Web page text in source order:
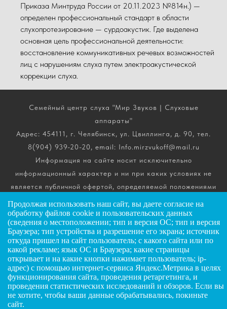
ЗАДАТЬ ВОПРОС
Продолжая использовать наш сайт, вы даете согласие на
обработку файлов cookie и пользовательских данных
(сведения о местоположении; тип и версия ОС; тип и версия
Браузера; тип устройства и разрешение его экрана; источник
откуда пришел на сайт пользователь; с какого сайта или по
какой рекламе; язык ОС и Браузера; какие страницы
открывает и на какие кнопки нажимает пользователь; ip-
адрес) с помощью интернет-сервиса Яндекс.Метрика в целях
функционирования сайта, проведения ретаргетинга, и
проведения статистических исследований и обзоров. Если вы
не хотите, чтобы ваши данные обрабатывались, покиньте
сайт.
Приказа Минтруда России от 20.11.2023 №814н.) —
определен профессиональный стандарт в области
слухопротезирование — сурдоакустик. Где выделена
основная цель профессиональной деятельности:
восстановление коммуникативных речевых возможностей
лиц с нарушениям слуха путем электроакустической
коррекции слуха.
Семейный центр слуха "Мир Звуков | Слуховые
аппараты"
Адрес: 454111, г. Челябинск, ул. Цвиллинга, д. 90, тел.
8(904) 939-20-20, email: Info.mirzvukoff@mail.ru
Информация на сайте носит исключительно
информационный характер и ни при каких условиях не
является публичной офертой, определяемой положениями
ч. 2 ст. 437 Гражданского кодекса РФ. Получить
подробную информацию о стоимости, комплектации и
сроках выполнения услуг вы можете по телефону горячей
линии.
ИП Андриянов Анатолий Николаевич
ИНН: 025607445034
ОГРНИП: 323028000072885